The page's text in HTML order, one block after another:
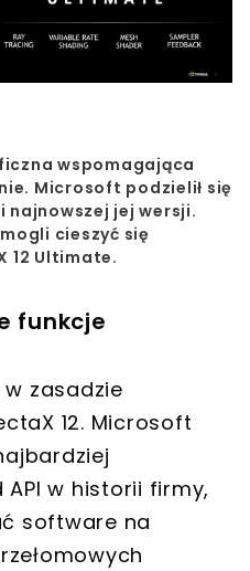
wspomagająca
Microsoft podzielił się
najnowszej jej wersji.
cieszyć się
12 Ultimate.
funkcje
w zasadzie
12. Microsoft
API w historii firmy,
software na